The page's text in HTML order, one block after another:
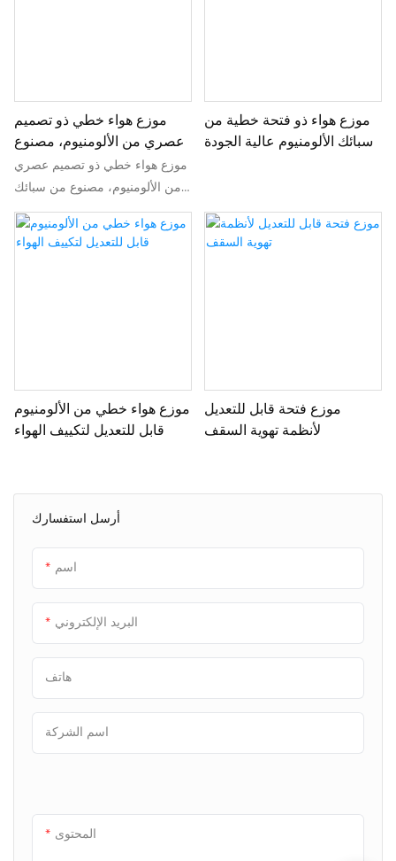
أرسل استفسارك
اسم
البريد الإلكتروني
هاتف
اسم الشركة
المحتوى
موزع هواء خطي ذو تصميم
عصري من الألومنيوم، مصنوع
من سبائك الألومنيوم، مزود
بفتحات وشبكات تهوية.
موزع هواء خطي ذو تصميم عصري
من الألومنيوم، مصنوع من سبائك
الألومنيوم، مزود بفتحات وشبكات
تهوية.
موزع هواء ذو ​​فتحة خطية من
سبائك الألومنيوم عالية الجودة
موزع هواء خطي من الألومنيوم
قابل للتعديل لتكييف الهواء
موزع فتحة قابل للتعديل
لأنظمة تهوية السقف